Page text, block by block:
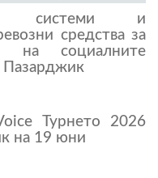
системи и
средства за
на социалните
Пазарджик
Турнето 2026
на 19 юни